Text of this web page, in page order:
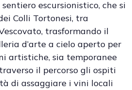
escursionistico, che si
Colli Tortonesi, tra
trasformando il
d’arte a cielo aperto per
artistiche, sia temporanee
il percorso gli ospiti
di assaggiare i vini locali